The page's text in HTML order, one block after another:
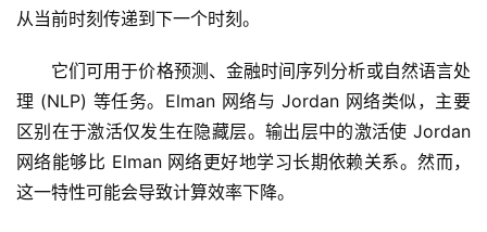
从当前时刻传递到下一个时刻。
它们可用于价格预测、金融时间序列分析或自然语言处
理 (NLP) 等任务。Elman 网络与 Jordan 网络类似，主要
区别在于激活仅发生在隐藏层。输出层中的激活使 Jordan
网络能够比 Elman 网络更好地学习长期依赖关系。然而，
这一特性可能会导致计算效率下降。